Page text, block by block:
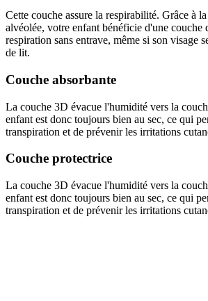
Cette couche assure la respirabilité. Grâce à
alvéolée, votre enfant bénéficie d'une couche
respiration sans entrave, même si son visage
de lit.
Couche absorbante
La couche 3D évacue l'humidité vers la
enfant est donc toujours bien au sec, ce qui
transpiration et de prévenir les irritations
Couche protectrice
La couche 3D évacue l'humidité vers la
enfant est donc toujours bien au sec, ce qui
transpiration et de prévenir les irritations